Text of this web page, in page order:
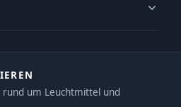
um Leuchtmittel und